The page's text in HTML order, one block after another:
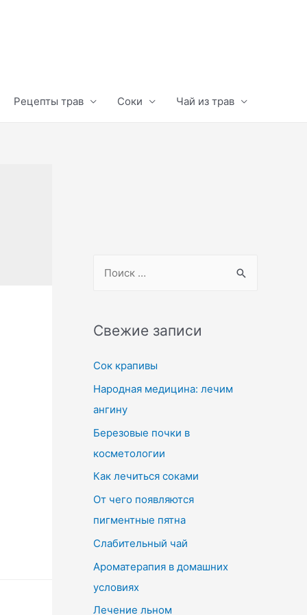
Рецепты трав Соки Чай из трав
r
h
f
o
r
:
Свежие записи
Сок крапивы
Народная медицина: лечим
ангину
Березовые почки в
косметологии
Как лечиться соками
От чего появляются
пигментные пятна
Слабительный чай
Ароматерапия в домашних
условиях
Лечение льном